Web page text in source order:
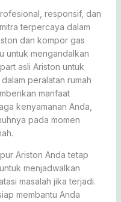
responsif, dan
terpercaya dalam
dan kompor gas
untuk mengandalkan
asli Ariston untuk
peralatan rumah
manfaat
kenyamanan Anda,
pada momen
Ariston Anda tetap
menjadwalkan
masalah jika terjadi.
membantu Anda